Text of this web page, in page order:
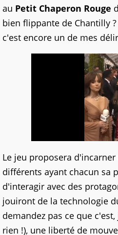
au Petit Chaperon Rouge
bien flippante de Chantilly
c'est encore un de mes
Le jeu proposera d'incarner
différents ayant chacun sa
d'interagir avec des
jouiront de la technologie
demandez pas ce que
rien !), une liberté de